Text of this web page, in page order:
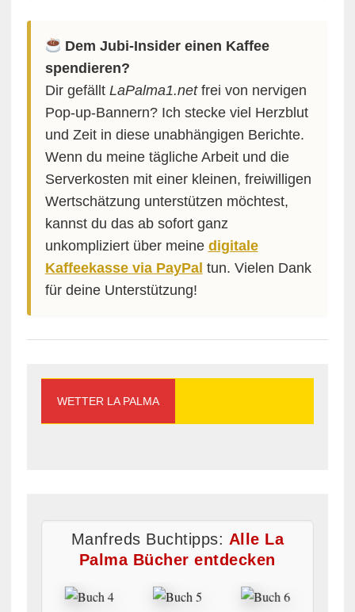
Dem Jubi-Insider einen Kaffee
spendieren?
Dir gefällt LaPalma1.netfrei von nervigen
Pop-up-Bannern? Ich stecke viel Herzblut
und Zeit in diese unabhängigen Berichte.
Wenn du meine tägliche Arbeit und die
Serverkosten mit einer kleinen, freiwilligen
Wertschätzung unterstützen möchtest,
kannst du das ab sofort ganz
unkompliziert über meine digitale
Kaffeekasse via PayPal tun. Vielen Dank
für deine Unterstützung!
WETTER LA PALMA
Manfreds Buchtipps: Alle La
Palma Bücher entdecken